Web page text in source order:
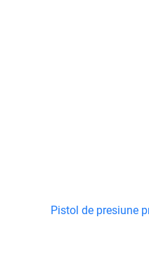
Pistol de presiune